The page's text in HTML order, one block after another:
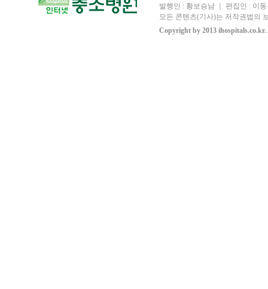
발행인 : 황보승남 ｜ 편집인 : 이
모든 콘텐츠(기사)는 저작권법의
Copyright by 2013 ihospitals.co.kr.